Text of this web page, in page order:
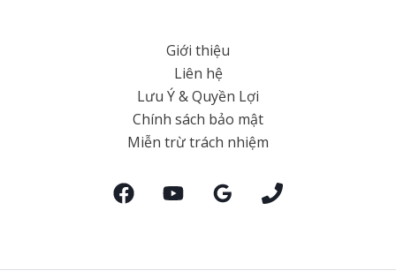
Giới thiệu
Liên hệ
Lưu Ý & Quyền Lợi
Chính sách bảo mật
Miễn trừ trách nhiệm